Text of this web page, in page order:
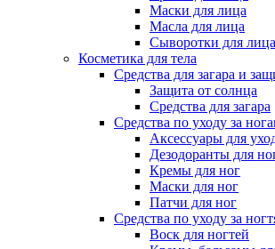
Маски для лица
Масла для лица
Сыворотки для лица
Косметика для тела
Средства для загара и
Защита от солнца
Средства для загара
Средства по уходу за
Аксессуары для
Дезодоранты для
Кремы для ног
Маски для ног
Патчи для ног
Средства по уходу за
Воск для ногтей